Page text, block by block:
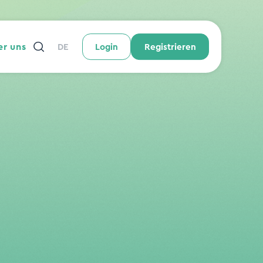
uns DE Login Registrieren